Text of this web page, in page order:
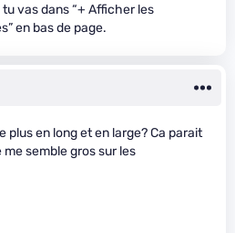
vas dans “+ Afficher les
en bas de page.
plus en long et en large? Ca parait
semble gros sur les